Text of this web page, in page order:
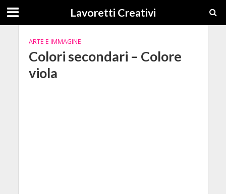
Lavoretti Creativi
ARTE E IMMAGINE
Colori secondari – Colore
viola